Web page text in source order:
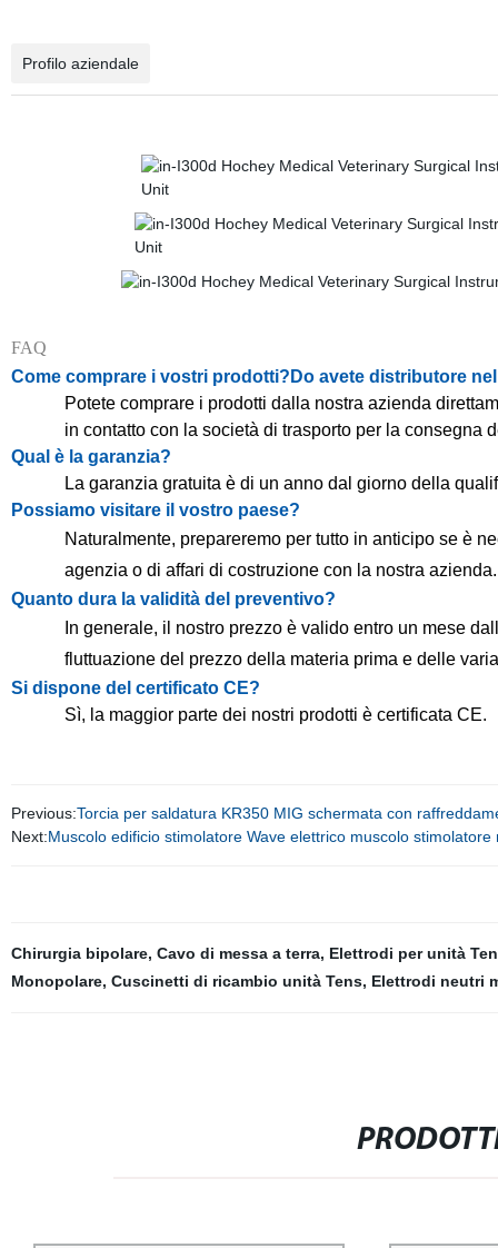
Profilo aziendale
FAQ
Come comprare i vostri prodotti?Do avete distributore
Potete comprare i prodotti dalla nostra azienda
in contatto con la società di trasporto per la consegna
Qual è la garanzia?
La garanzia gratuita è di un anno dal giorno della
Possiamo visitare il vostro paese?
Naturalmente, prepareremo per tutto in anticipo se è
agenzia o di affari di costruzione con la nostra azienda.
Quanto dura la validità del preventivo?
In generale, il nostro prezzo è valido entro un mese
fluttuazione del prezzo della materia prima e delle
Si dispone del certificato CE?
Sì, la maggior parte dei nostri prodotti è certificata CE.
Previous:Torcia per saldatura KR350 MIG schermata con
Next:Muscolo edificio stimolatore Wave elettrico muscolo
Chirurgia bipolare, Cavo di messa a terra, Elettrodi per unità
Monopolare, Cuscinetti di ricambio unità Tens, Elettrodi neutri